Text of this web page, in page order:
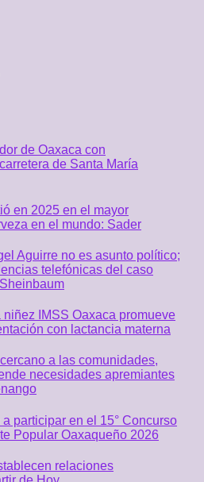
de Oaxaca con
de Santa María
en 2025 en el mayor
en el mundo: Sader
Aguirre no es asunto político;
telefónicas del caso
niñez IMSS Oaxaca promueve
con lactancia materna
a las comunidades,
necesidades apremiantes
participar en el 15° Concurso
Popular Oaxaqueño 2026
relaciones